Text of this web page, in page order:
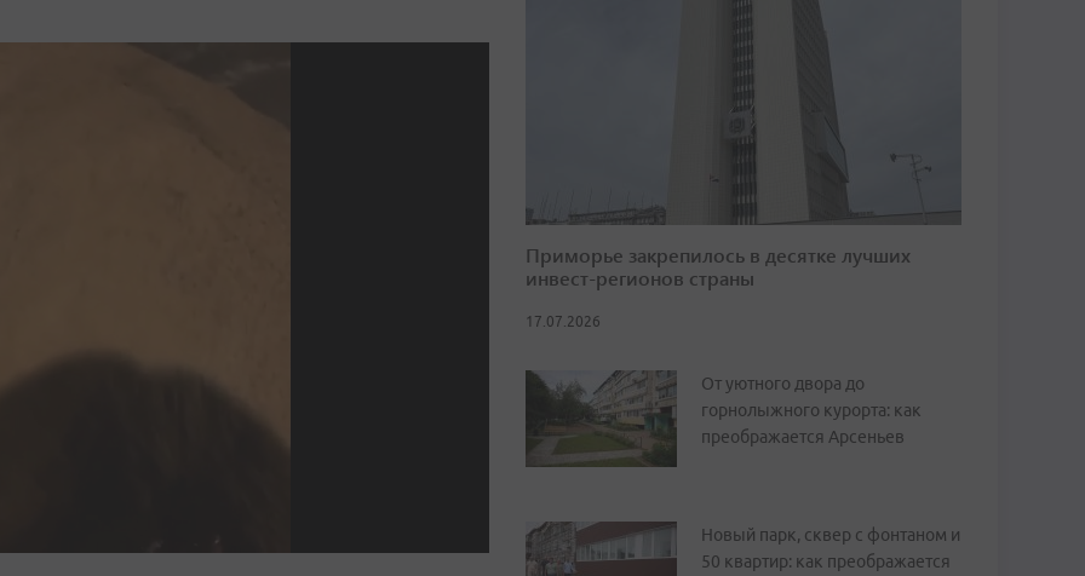
Приморье закрепилось в десятке лучших
инвест-регионов страны
17.07.2026
От уютного двора до
горнолыжного курорта: как
преображается Арсеньев
Новый парк, сквер с фонтаном и
50 квартир: как преображается